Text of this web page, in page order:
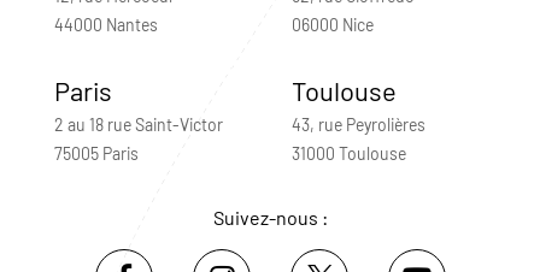
44000 Nantes
06000 Nice
Paris
2 au 18 rue Saint-Victor
75005 Paris
Toulouse
43, rue Peyrolières
31000 Toulouse
Suivez-nous :